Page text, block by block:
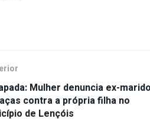
Mulher denuncia ex-
contra a própria filha no
de Lençóis